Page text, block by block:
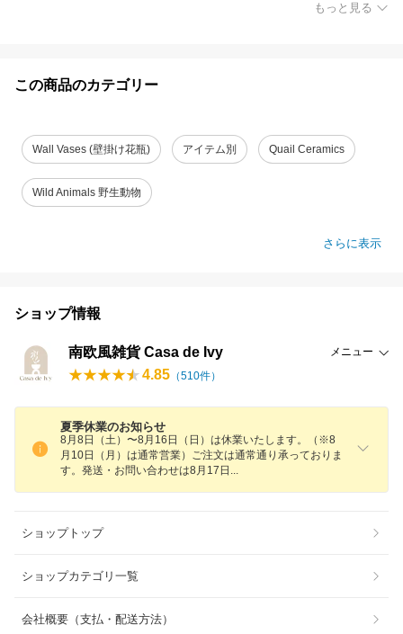
もっと見る
この商品のカテゴリー
Wall Vases (壁掛け花瓶) アイテム別 Quail Ceramics
Wild Animals 野生動物
さらに表示
ショップ情報
南欧風雑貨 Casa de Ivy メニュー
4.85 （510件）
夏季休業のお知らせ
8月8日（土）〜8月16日（日）は休業いたします。（※8
月10日（月）は通常営業）ご注文は通常通り承っておりま
す。発送・お問い合わせは8月17 日
ショップトップ
ショップカテゴリ一覧
会社概要（支払・配送方法）